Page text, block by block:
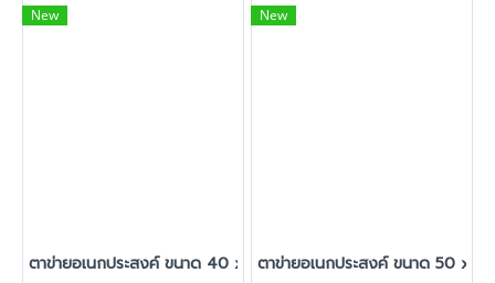
New
ตาข่ายอเนกประสงค์ ขนาด 40 x 100 ซม.
New
ตาข่ายอเนกประสงค์ ขนาด 50 x